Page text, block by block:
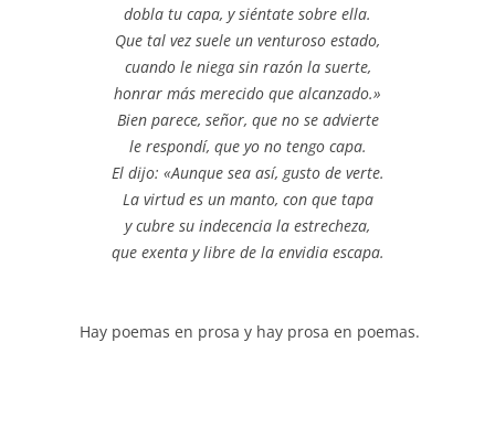
dobla tu capa, y siéntate sobre ella.
Que tal vez suele un venturoso estado,
cuando le niega sin razón la suerte,
honrar más merecido que alcanzado.»
Bien parece, señor, que no se advierte
le respondí, que yo no tengo capa.
El dijo: «Aunque sea así, gusto de verte.
La virtud es un manto, con que tapa
y cubre su indecencia la estrecheza,
que exenta y libre de la envidia escapa.
Hay poemas en prosa y hay prosa en poemas.